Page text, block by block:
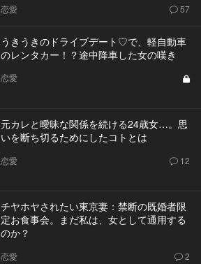
恋愛 57
うきうきのドライブデート♡で、軽自動車
のレンタカー！？途中降車した女の嘆き
恋愛
元カレと曖昧な関係を続ける24歳女…。思
いを断ち切るためにしたコトとは
恋愛 12
チヤホヤされたい東京妻：禁断の既婚者限
定お食事会。まだ私は、女として通用する
のか？
恋愛 2